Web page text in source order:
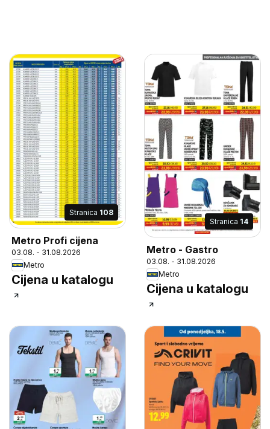
Stranica 108
Metro Profi cijena
03.08. - 31.08.2026
Metro
Cijena u katalogu
Stranica 14
Metro - Gastro
03.08. - 31.08.2026
Metro
Cijena u katalogu